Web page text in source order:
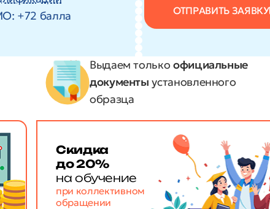
+72 балла
ОТПРАВИТЬ ЗАЯВКУ
Выдаем только официальные
документы установленного
образца
Скидка
до 20%
на обучение
при коллективном
обращении